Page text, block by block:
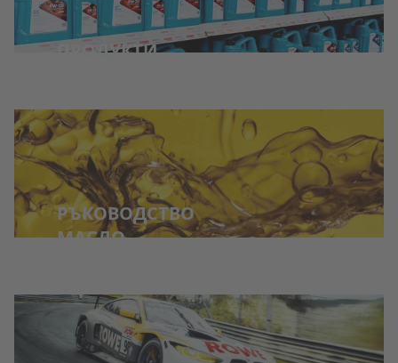
ПРОДУКТИ
РЪКОВОДСТВО
МАСЛО